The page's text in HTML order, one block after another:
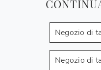
Negozio di
Negozio di